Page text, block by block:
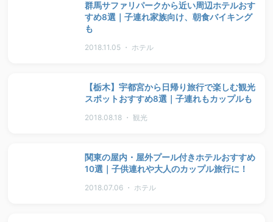
群馬サファリパークから近い周辺ホテルおす
すめ8選｜子連れ家族向け、朝食バイキング
も
2018.11.05 ・ ホテル
【栃木】宇都宮から日帰り旅行で楽しむ観光
スポットおすすめ8選｜子連れもカップルも
2018.08.18 ・ 観光
関東の屋内・屋外プール付きホテルおすすめ
10選｜子供連れや大人のカップル旅行に！
2018.07.06 ・ ホテル